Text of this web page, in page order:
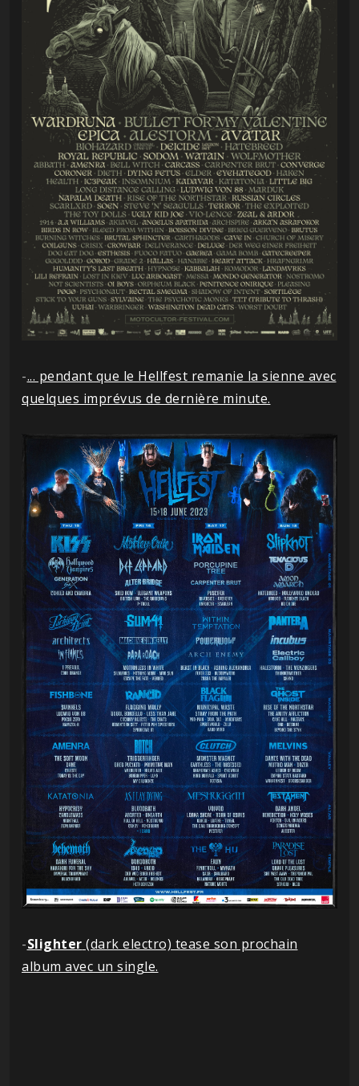
-... pendant que le Hellfest remanie la sienne avec
quelques imprévus de dernière minute.
-Slighter (dark electro) tease son prochain
album avec un single.